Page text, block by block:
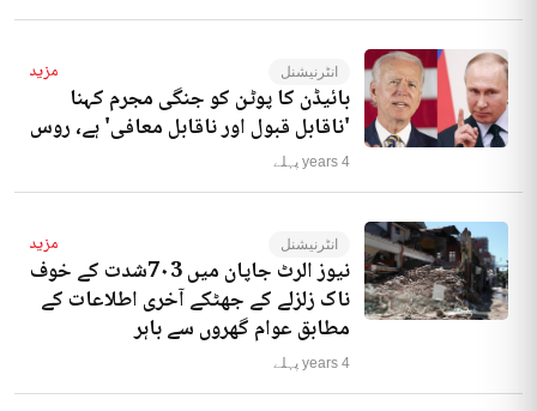
انٹرنیشنل مزید
بائیڈن کا پوٹن کو جنگی مجرم کہنا
'ناقابل قبول اور ناقابل معافی' ہے، روس
4 years پہلے
انٹرنیشنل مزید
نیوز الرٹ جاپان میں 7۰3شدت کے خوف
ناک زلزلے کے جھٹکے آخری اطلاعات کے
مطابق عوام گھروں سے باہر
4 years پہلے